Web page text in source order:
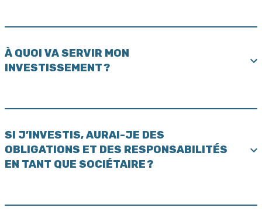
À QUOI VA SERVIR MON
INVESTISSEMENT ?
SI J’INVESTIS, AURAI-JE DES
OBLIGATIONS ET DES RESPONSABILITÉS
EN TANT QUE SOCIÉTAIRE ?